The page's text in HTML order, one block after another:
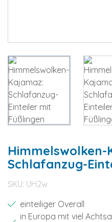
Himmelswolken-
Schlafanzug-
SKU: UH2w
einteiliger Overall
in Europa mit viel